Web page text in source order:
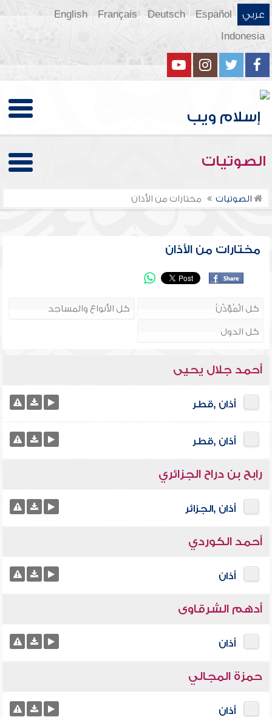
عربي Español
Deutsch
Français
English
Indonesia
الصوتيات
الصوتيات مختارات من الأذان
مختارات من الأذان
أحمد جلال يحيى
أذان ,قطر
أذان ,قطر
رابح بن دراح الجزائري
أذان ,الجزائر
أحمد الكوردي
أذان
أدهم الشرقاوى
أذان
حمزة المجالي
أذان